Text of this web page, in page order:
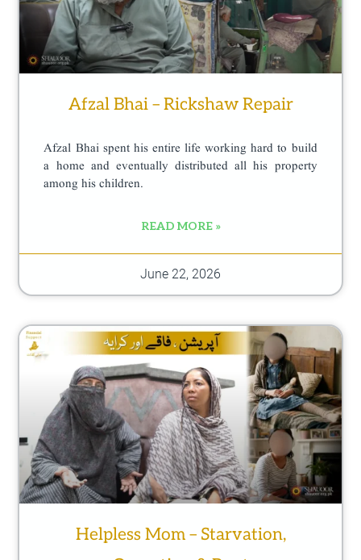
Afzal Bhai – Rickshaw Repair
Afzal Bhai spent his entire life working hard to build
a home and eventually distributed all his property
among his children.
READ MORE »
June 22, 2026
Helpless Mom – Starvation,